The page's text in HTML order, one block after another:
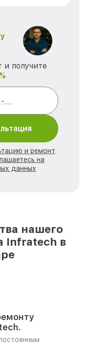
получите
и ремонт
на
данных
нашего
Infratech в